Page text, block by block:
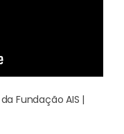
Fundação AIS |